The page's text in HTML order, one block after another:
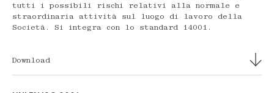
tutti i possibili rischi relativi alla normale e
straordinaria attività sul luogo di lavoro della
Società. Si integra con lo standard 14001.
Download